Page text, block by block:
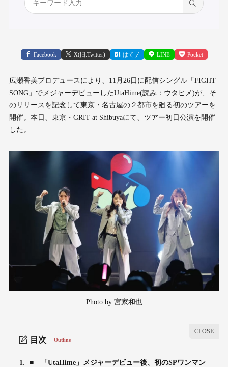
Facebook X(旧:Twitter) はてブ LINE Pocket
広瀬香美プロデュースにより、11月26日に配信シングル「FIGHT
SONG」でメジャーデビューしたUtaHime(読み：ウタヒメ)が、そ
のリリースを記念して東京・名古屋の２都市を廻る初のツアーを
開催。本日、東京・GRIT at Shibuyaにて、ツアー初日公演を開催
した。
Photo by 宮家和也
目次 Outline
1.
■ 「UtaHime」メジャーデビュー後、初のSPワンマン